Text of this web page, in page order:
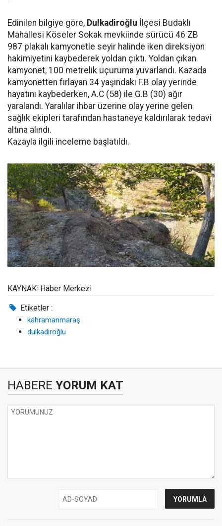
Edinilen bilgiye göre, Dulkadiroğlu İlçesi Budaklı
Mahallesi Köseler Sokak mevkiinde sürücü 46 ZB
987 plakalı kamyonetle seyir halinde iken direksiyon
hakimiyetini kaybederek yoldan çıktı. Yoldan çıkan
kamyonet, 100 metrelik uçuruma yuvarlandı. Kazada
kamyonetten fırlayan 34 yaşındaki F.B olay yerinde
hayatını kaybederken, A.C (58) ile G.B (30) ağır
yaralandı. Yaralılar ihbar üzerine olay yerine gelen
sağlık ekipleri tarafından hastaneye kaldırılarak tedavi
altına alındı.
Kazayla ilgili inceleme başlatıldı.
KAYNAK: Haber Merkezi
Etiketler :
kahramanmaraş
dulkadiroğlu
HABERE YORUM KAT